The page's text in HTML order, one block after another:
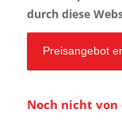
durch diese
Noch nicht